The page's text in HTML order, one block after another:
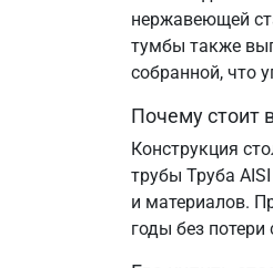
нержавеющей
тумбы также
собранной, что
Почему стоит
Конструкция
трубы Труба
и материалов.
годы без